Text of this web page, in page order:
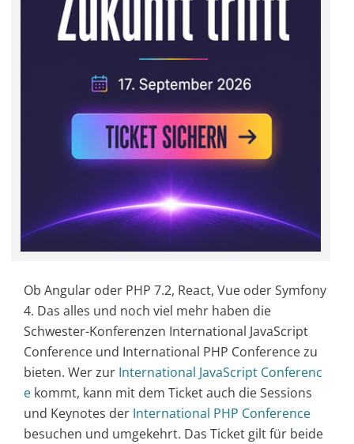
Ob Angular oder PHP 7.2, React, Vue oder Symfony
4. Das alles und noch viel mehr haben die
Schwester-Konferenzen International JavaScript
Conference und International PHP Conference zu
bieten. Wer zur International JavaScript Conferenc
e kommt, kann mit dem Ticket auch die Sessions
und Keynotes der International PHP Conference
besuchen und umgekehrt. Das Ticket gilt für beide